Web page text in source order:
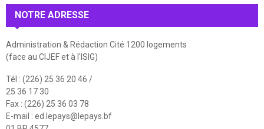
NOTRE ADRESSE
Administration & Rédaction Cité 1200 logements
(face au CIJEF et à l'ISIG)
Tél : (226) 25 36 20 46 /
25 36 17 30
Fax : (226) 25 36 03 78
E-mail : ed.lepays@lepays.bf